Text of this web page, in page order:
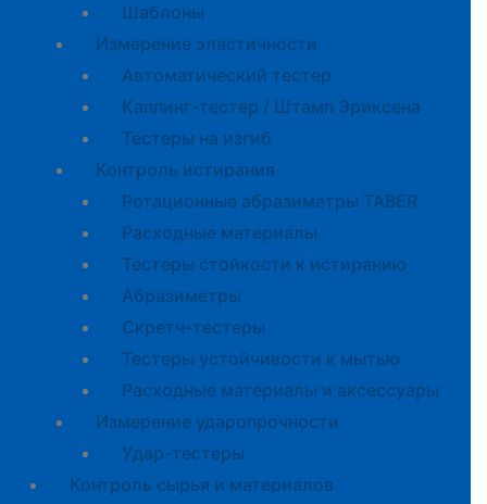
Шаблоны
Измерение эластичности
Автоматический тестер
Каппинг-тестер / Штамп Эриксена
Тестеры на изгиб
Контроль истирания
Ротационные абразиметры TABER
Расходные материалы
Тестеры стойкости к истиранию
Абразиметры
Скретч-тестеры
Тестеры устойчивости к мытью
Расходные материалы и аксессуары
Измерение ударопрочности
Удар-тестеры
Контроль сырья и материалов